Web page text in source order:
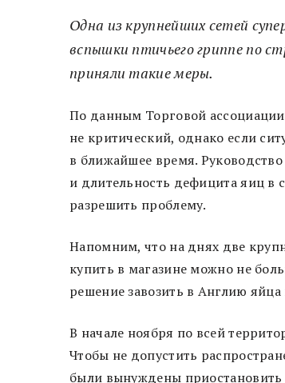
Одна из крупнейших сетей
вспышки птичьего гриппе по
приняли такие меры.
По данным Торговой
не критический, однако если
в ближайшее время.
и длительность дефицита яиц в
разрешить проблему.
Напомним, что на днях две
купить в магазине можно не
решение завозить в Англию
В начале ноября по всей
Чтобы не допустить
были вынуждены приостановить